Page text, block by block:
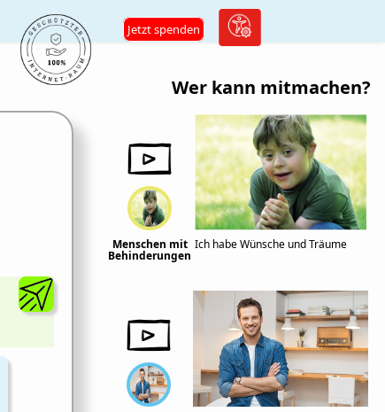
Jetzt spenden
Wer kann mitmachen?
Menschen mit
Behinderungen
Ich habe Wünsche und Träume